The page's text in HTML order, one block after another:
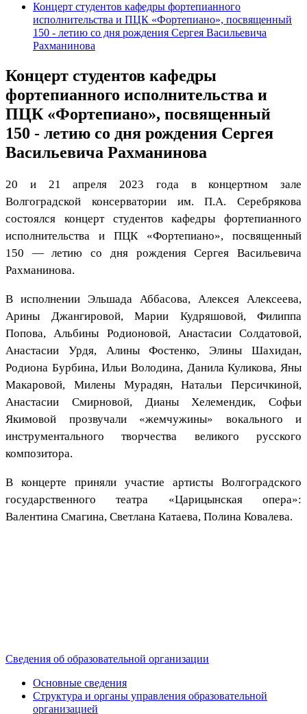
Концерт студентов кафедры фортепианного
исполнительства и ПЦК «Фортепиано», посвященный
150 - летию со дня рождения Сергея Васильевича
Рахманинова
Концерт студентов кафедры
фортепианного исполнительства и
ПЦК «Фортепиано», посвященный
150 - летию со дня рождения Сергея
Васильевича Рахманинова
20 и 21 апреля 2023 года в концертном зале
Волгоградской консерватории им. П.А. Серебрякова
состоялся концерт студентов кафедры фортепианного
исполнительства и ПЦК «Фортепиано», посвященный
150 — летию со дня рождения Сергея Васильевича
Рахманинова.
В исполнении Эльшада Аббасова, Алексея Алексеева,
Арины Джангировой, Марии Кудряшовой, Филиппа
Попова, Альбины Родионовой, Анастасии Солдатовой,
Анастасии Урдя, Алины Фостенко, Элины Шахидан,
Родиона Бурбина, Ильи Володина, Данила Куликова, Яны
Макаровой, Милены Мурадян, Натальи Персичкиной,
Анастасии Смирновой, Дианы Хелемендик, Софьи
Якимовой прозвучали «жемчужины» вокального и
инструментального творчества великого русского
композитора.
В концерте приняли участие артисты Волгоградского
государственного театра «Царицынская опера»:
Валентина Смагина, Светлана Катаева, Полина Ковалева.
Сведения об образовательной организации
Основные сведения
Структура и органы управления образовательной
организацией